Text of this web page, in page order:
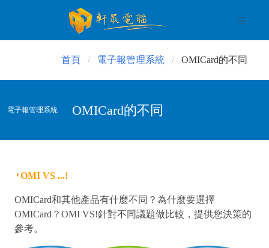
首頁 電子報管理系統 OMICard的不同
電子報管理系統 OMICard的不同
OMI VS ...!
OMICard和其他產品有什麼不同？為什麼要選擇
OMICard？OMI VS!針對不同議題做比較，提供您決策的
參考。